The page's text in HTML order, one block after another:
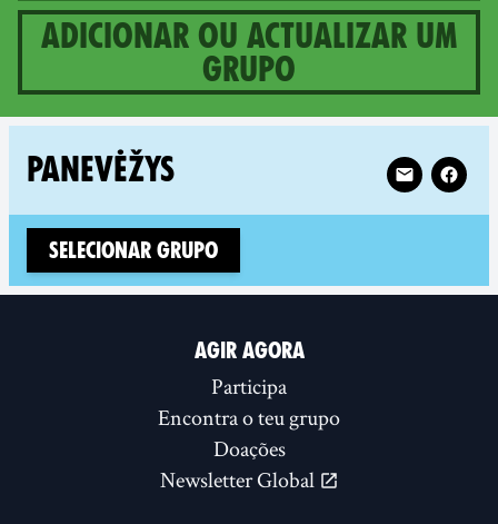
Adicionar ou actualizar um
grupo
1 groups in Lithuania
PANEVĖŽYS Follow XR
Selecionar Grupo
AGIR AGORA
Participa
Encontra o teu grupo
Doações
Newsletter Global